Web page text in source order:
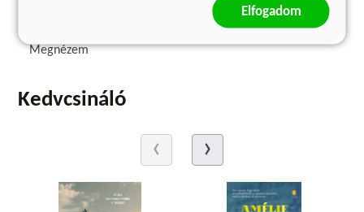
Megnézem
Kedvcsináló
Elfogadom